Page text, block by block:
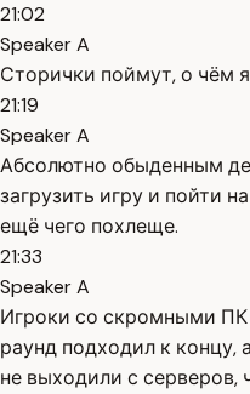
21:02
Speaker A
Сторички поймут, о чём
21:19
Speaker A
Абсолютно обыденным
загрузить игру и пойти
ещё чего похлеще.
21:33
Speaker A
Игроки со скромными ПК
раунд подходил к концу,
не выходили с серверов,